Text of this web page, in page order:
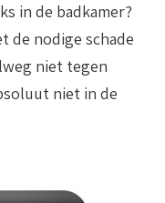
in de badkamer?
de nodige schade
niet tegen
niet in de